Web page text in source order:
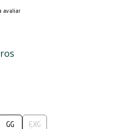
avaliar
GG EXG